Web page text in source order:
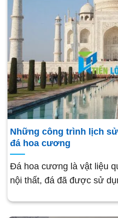
Những công trình lịch
đá hoa cương
Đá hoa cương là vật liệu
nội thất, đá đã được sử